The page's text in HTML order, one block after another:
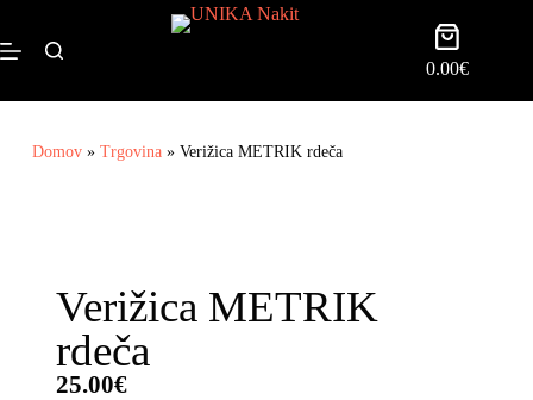
0.00€
Domov» Trgovina» Verižica METRIK rdeča
Verižica METRIK
rdeča
25.00€